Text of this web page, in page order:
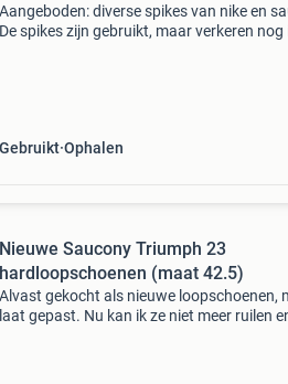
Aangeboden: diverse spikes van nike en
De spikes zijn gebruikt, maar verkeren nog
Gebruikt Ophalen
Nieuwe Saucony Triumph 23
hardloopschoenen (maat 42.5)
Alvast gekocht als nieuwe loopschoenen,
laat gepast. Nu kan ik ze niet meer ruilen